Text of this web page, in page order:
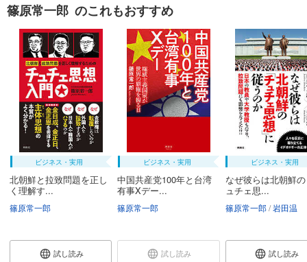
篠原常一郎 のこれもおすすめ
ビジネス・実用
北朝鮮と拉致問題を正し
く理解す...
篠原常一郎
試し読み
ビジネス・実用
中国共産党100年と台湾
有事Xデー...
篠原常一郎
試し読み
ビジネス・実用
なぜ彼らは北朝鮮
ュチェ思...
篠原常一郎 岩田温
試し読み